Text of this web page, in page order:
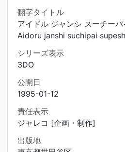
翻字タイトル
アイドル ジャンシ スーチー
Aidoru janshi suchipai
シリーズ表示
3DO
公開日
1995-01-12
責任表示
ジャレコ [企画・制作]
出版地